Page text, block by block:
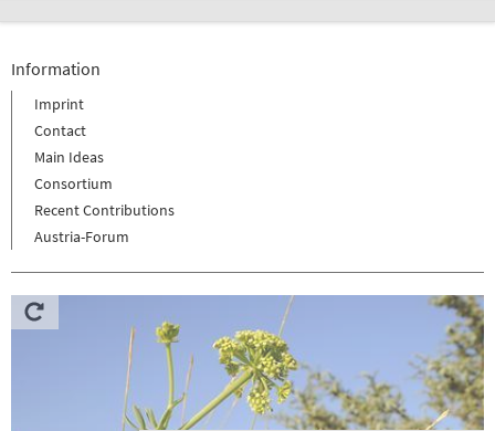
Information
Imprint
Contact
Main Ideas
Consortium
Recent Contributions
Austria-Forum